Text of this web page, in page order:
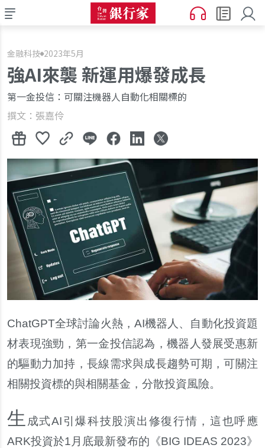
金融科技 2023年5月
強AI來襲 新運用爆發成長
第一金投信：可關注機器人自動化相關標的
撰文：張嘉伶
ChatGPT全球討論火熱，AI機器人、自動化投資題
材表現強勁，第一金投信認為，機器人發展受惠新
的驅動力加持，長線需求與成長趨勢可期，可關注
相關投資標的與相關基金，分散投資風險。
生 成式AI引爆科技股演出修復行情，這也呼應
ARK投資於1月底最新發布的《BIG IDEAS 2023》